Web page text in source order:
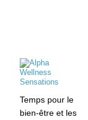
Temps pour le
bien-être et les